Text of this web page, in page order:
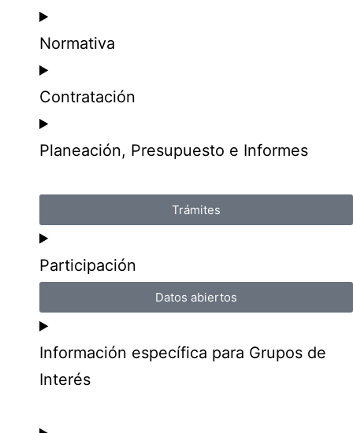
Normativa
Contratación
Planeación, Presupuesto e Informes
Trámites
Participación
Datos abiertos
Información específica para Grupos de
Interés